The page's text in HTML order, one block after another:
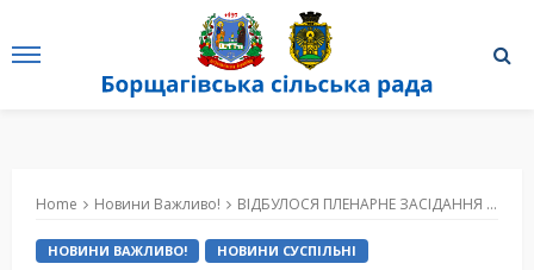
Home Новини Важливо! ВІДБУЛОСЯ ПЛЕНАРНЕ ЗАСІДАННЯ 16-Ї ЧЕРГОВОЇ СЕСІЇ БОРЩАГІВСЬКОЇ СІЛЬСЬКОЇ РАДИ VIII СКЛИКАННЯ
НОВИНИ ВАЖЛИВО! НОВИНИ СУСПІЛЬНІ